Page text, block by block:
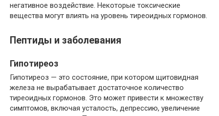
негативное воздействие. Некоторые токсические
вещества могут влиять на уровень тиреоидных гормонов.
Пептиды и заболевания
Гипотиреоз
Гипотиреоз — это состояние, при котором щитовидная
железа не вырабатывает достаточное количество
тиреоидных гормонов. Это может привести к множеству
симптомов, включая усталость, депрессию, увеличение